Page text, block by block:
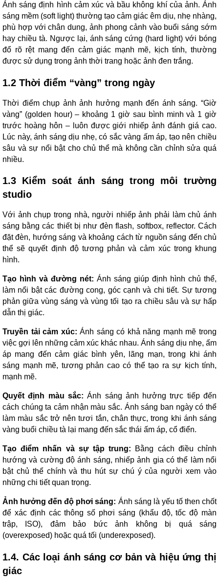
Ánh sáng định hình cảm xúc và bầu không khí của ảnh. Ánh
sáng mềm (soft light) thường tạo cảm giác êm dịu, nhẹ nhàng,
phù hợp với chân dung, ảnh phong cảnh vào buổi sáng sớm
hay chiều tà. Ngược lại, ánh sáng cứng (hard light) với bóng
đổ rõ rệt mang đến cảm giác mạnh mẽ, kịch tính, thường
được sử dụng trong ảnh thời trang hoặc ảnh đen trắng.
1.2 Thời điểm “vàng” trong ngày
Thời điểm chụp ảnh ảnh hưởng mạnh đến ánh sáng. “Giờ
vàng” (golden hour) – khoảng 1 giờ sau bình minh và 1 giờ
trước hoàng hôn – luôn được giới nhiếp ảnh đánh giá cao.
Lúc này, ánh sáng dịu nhẹ, có sắc vàng ấm áp, tạo nên chiều
sâu và sự nổi bật cho chủ thể mà không cần chỉnh sửa quá
nhiều.
1.3 Kiểm soát ánh sáng trong môi trường
studio
Với ảnh chụp trong nhà, người nhiếp ảnh phải làm chủ ánh
sáng bằng các thiết bị như đèn flash, softbox, reflector. Cách
đặt đèn, hướng sáng và khoảng cách từ nguồn sáng đến chủ
thể sẽ quyết định độ tương phản và cảm xúc trong khung
hình.
Tạo hình và đường nét: Ánh sáng giúp định hình chủ thể,
làm nổi bật các đường cong, góc cạnh và chi tiết. Sự tương
phản giữa vùng sáng và vùng tối tạo ra chiều sâu và sự hấp
dẫn thị giác.
Truyền tải cảm xúc: Ánh sáng có khả năng mạnh mẽ trong
việc gợi lên những cảm xúc khác nhau. Ánh sáng dịu nhẹ, ấm
áp mang đến cảm giác bình yên, lãng mạn, trong khi ánh
sáng mạnh mẽ, tương phản cao có thể tạo ra sự kịch tính,
mạnh mẽ.
Quyết định màu sắc: Ánh sáng ảnh hưởng trực tiếp đến
cách chúng ta cảm nhận màu sắc. Ánh sáng ban ngày có thể
làm màu sắc trở nên tươi tắn, chân thực, trong khi ánh sáng
vàng buổi chiều tà lại mang đến sắc thái ấm áp, cổ điển.
Tạo điểm nhấn và sự tập trung: Bằng cách điều chỉnh
hướng và cường độ ánh sáng, nhiếp ảnh gia có thể làm nổi
bật chủ thể chính và thu hút sự chú ý của người xem vào
những chi tiết quan trọng.
Ảnh hưởng đến độ phơi sáng: Ánh sáng là yếu tố then chốt
để xác định các thông số phơi sáng (khẩu độ, tốc độ màn
trập, ISO), đảm bảo bức ảnh không bị quá sáng
(overexposed) hoặc quá tối (underexposed).
1.4. Các loại ánh sáng cơ bản và hiệu ứng thị
giác